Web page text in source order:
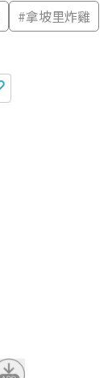
#拿坡里炸雞